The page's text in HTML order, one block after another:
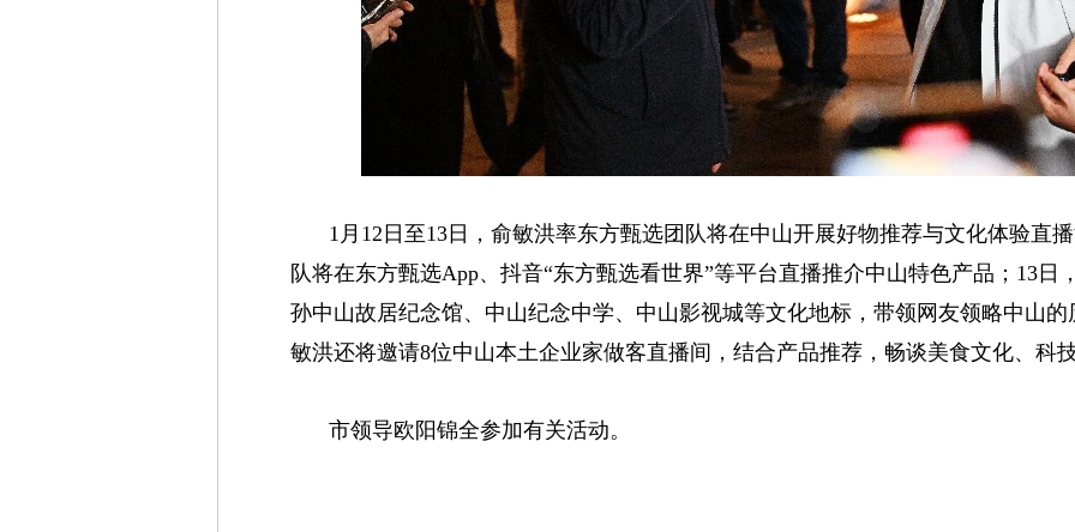
1月12日至13日，俞敏洪率东方甄选团队将在中山开展好物推荐与文化体验直
队将在东方甄选App、抖音“东方甄选看世界”等平台直播推介中山特色产品；13日
孙中山故居纪念馆、中山纪念中学、中山影视城等文化地标，带领网友领略中山
敏洪还将邀请8位中山本土企业家做客直播间，结合产品推荐，畅谈美食文化、科
市领导欧阳锦全参加有关活动。